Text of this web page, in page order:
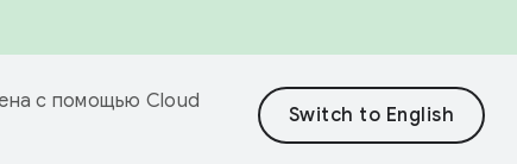
с помощью Cloud